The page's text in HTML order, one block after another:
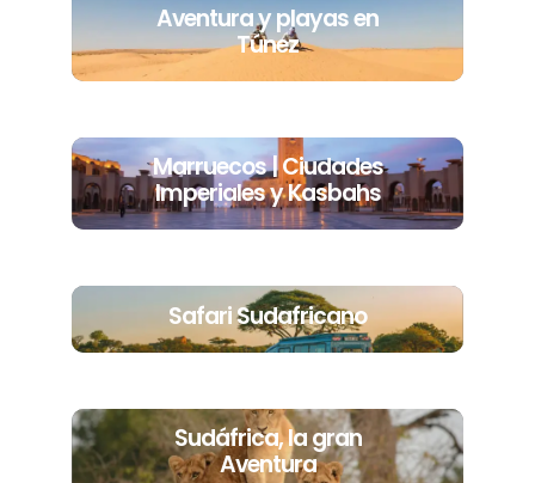
Aventura y playas en
Túnez
Marruecos | Ciudades
Imperiales y Kasbahs
Safari Sudafricano
Sudáfrica, la gran
Aventura